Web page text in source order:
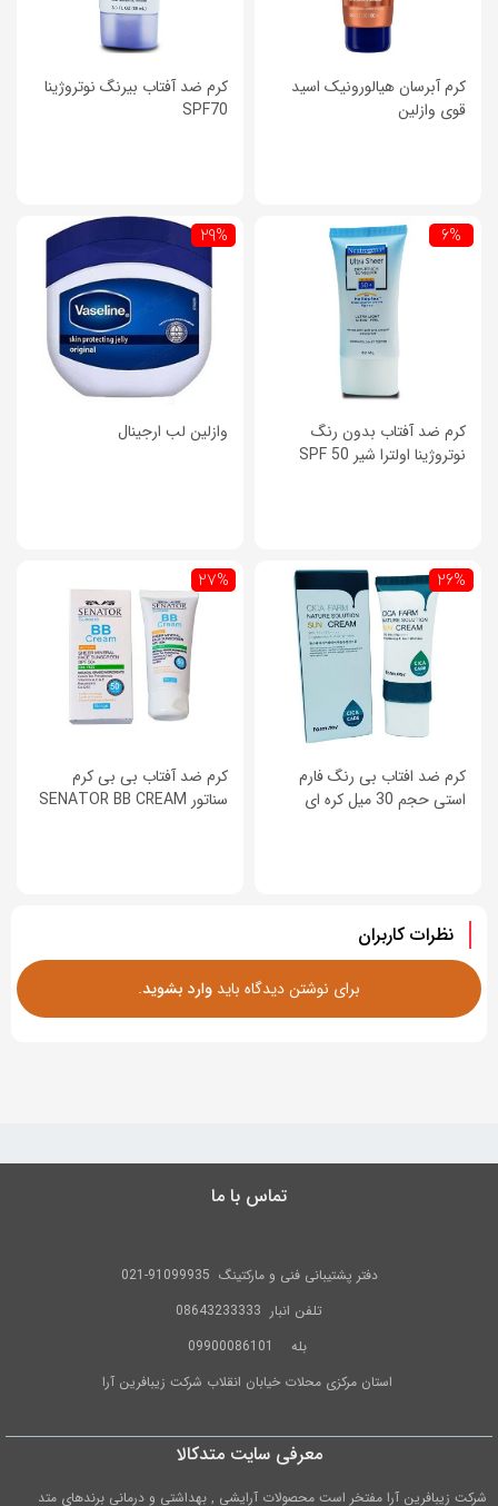
کرم آبرسان هیالورونیک اسید
قوی وازلین
کرم ضد آفتاب بیرنگ نوتروژینا
SPF70
6%
کرم ضد آفتاب بدون رنگ
نوتروژینا اولترا شیر SPF 50
29%
وازلین لب ارجینال
26%
کرم ضد افتاب بی رنگ فارم
استی حجم 30 میل کره ای
27%
کرم ضد آفتاب بی بی کرم
سناتور SENATOR BB CREAM
نظرات کاربران
برای نوشتن دیدگاه باید وارد بشوید.
تماس با ما
دفتر پشتیبانی فنی و مارکتینگ 91099935-021
تلفن انبار 08643233333
بله
09900086101
استان مرکزی محلات خیابان انقلاب شرکت زیبافرین آرا
معرفی سایت متدکالا
شرکت زیبافرین آرا مفتخر است محصولات آرایشی , بهداشتی و درمانی برندهای متد